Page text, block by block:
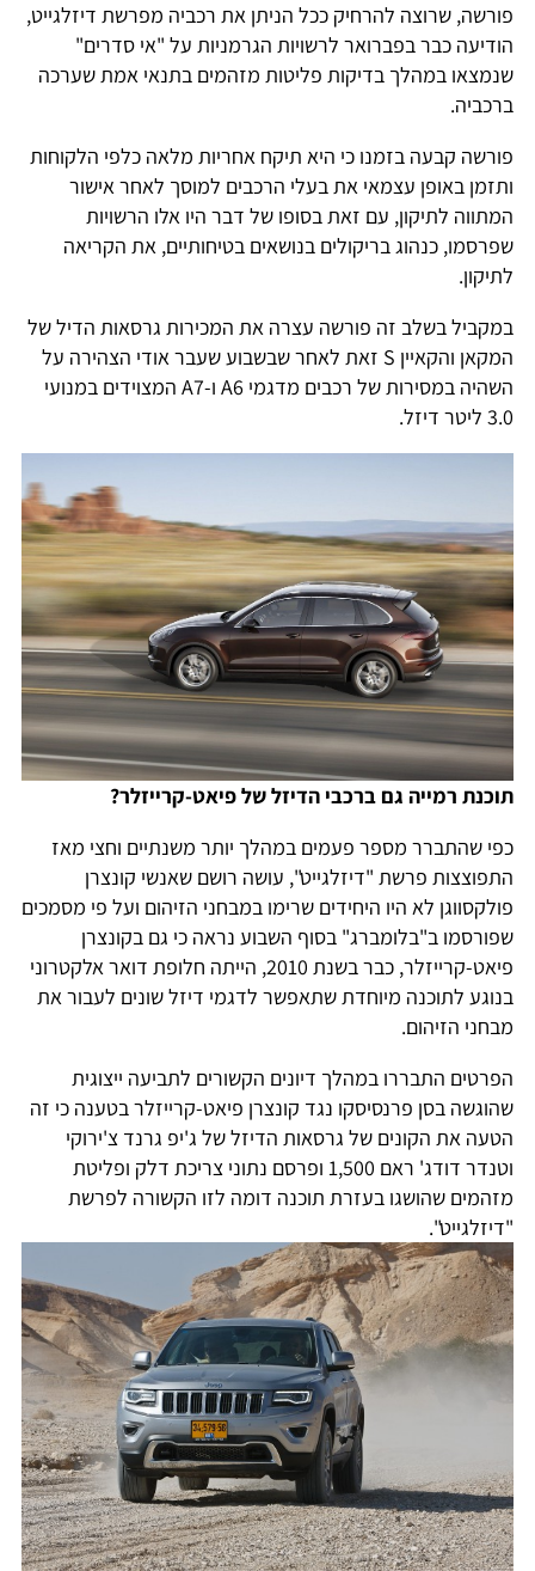
פורשה, שרוצה להרחיק ככל הניתן את רכביה מפרשת דיזלגייט,
הודיעה כבר בפברואר לרשויות הגרמניות על "אי סדרים"
שנמצאו במהלך בדיקות פליטות מזהמים בתנאי אמת שערכה
ברכביה.
פורשה קבעה בזמנו כי היא תיקח אחריות מלאה כלפי הלקוחות
ותזמן באופן עצמאי את בעלי הרכבים למוסך לאחר אישור
המתווה לתיקון, עם זאת בסופו של דבר היו אלו הרשויות
שפרסמו, כנהוג בריקולים בנושאים בטיחותיים, את הקריאה
לתיקון.
במקביל בשלב זה פורשה עצרה את המכירות גרסאות הדיל של
המקאן והקאיין S זאת לאחר שבשבוע שעבר אודי הצהירה על
השהיה במסירות של רכבים מדגמי A6 ו-A7 המצוידים במנועי
3.0 ליטר דיזל.
תוכנת רמייה גם ברכבי הדיזל של פיאט-קרייזלר?
כפי שהתברר מספר פעמים במהלך יותר משנתיים וחצי מאז
התפוצצות פרשת "דיזלגייט", עושה רושם שאנשי קונצרן
פולקסווגן לא היו היחידים שרימו במבחני הזיהום ועל פי מסמכים
שפורסמו ב"בלומברג" בסוף השבוע נראה כי גם בקונצרן
פיאט-קרייזלר, כבר בשנת 2010, הייתה חלופת דואר אלקטרוני
בנוגע לתוכנה מיוחדת שתאפשר לדגמי דיזל שונים לעבור את
מבחני הזיהום.
הפרטים התבררו במהלך דיונים הקשורים לתביעה ייצוגית
שהוגשה בסן פרנסיסקו נגד קונצרן פיאט-קרייזלר בטענה כי זה
הטעה את הקונים של גרסאות הדיזל של ג'יפ גרנד צ'ירוקי
וטנדר דודג' ראם 1,500 ופרסם נתוני צריכת דלק ופליטת
מזהמים שהושגו בעזרת תוכנה דומה לזו הקשורה לפרשת
"דיזלגייט".